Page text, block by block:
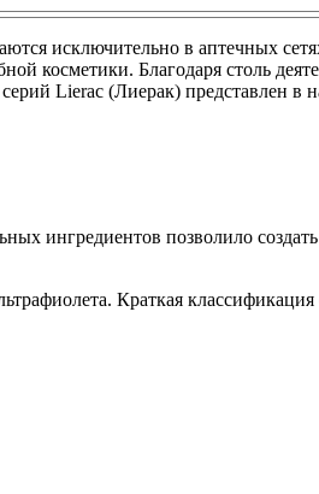
исключительно в аптечных
косметики. Благодаря столь
Lierac (Лиерак) представлен в
ингредиентов позволило
Краткая